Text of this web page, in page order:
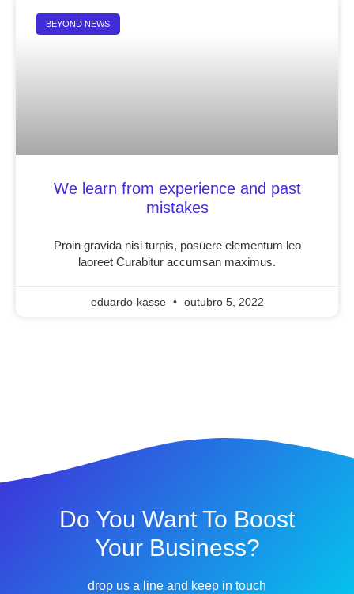
BEYOND NEWS
We learn from experience and past
mistakes
Proin gravida nisi turpis, posuere elementum leo
laoreet Curabitur accumsan maximus.
eduardo-kasse outubro 5, 2022
Do You Want To Boost
Your Business?
drop us a line and keep in touch